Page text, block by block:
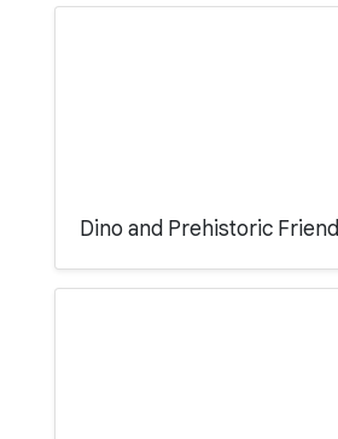
Dino and Prehistoric Friend